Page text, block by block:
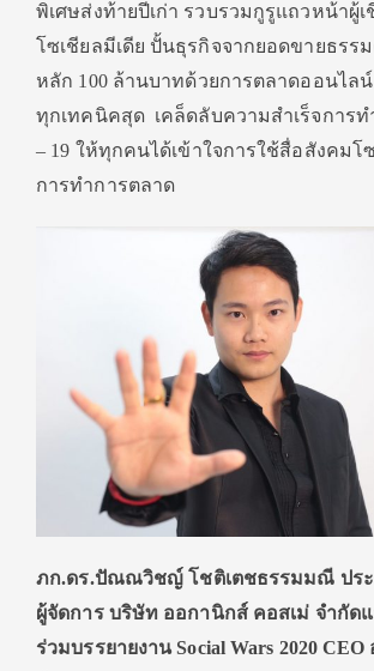
พิเศษส่งท้ายปีเก่า รวบรวมกูรูแถวหน้าผู้
โซเชียลมีเดีย ปั้นธุรกิจจากยอดขายธรร
หลัก 100 ล้านบาทด้วยการตลาดออนไล
ทุกเทคนิคสุด เคล็ดลับความสำเร็จการ
– 19 ให้ทุกคนได้เข้าใจการใช้สื่อสังคมโ
การทำการตลาด
ภก.ดร.ปัณณวิชญ์ โชติเตชธรรมมณี ปร
ผู้จัดการ บริษัท ออกานิกส์ คอสเม่ จำกัด
ร่วมบรรยายงาน Social Wars 2020 CEO